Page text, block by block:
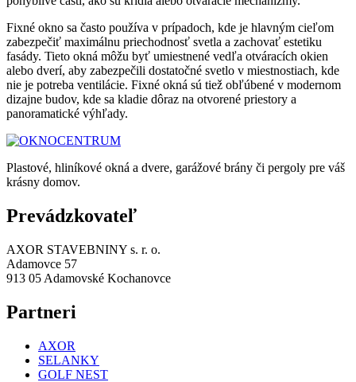
Fixné okno sa často používa v prípadoch, kde je hlavným cieľom
zabezpečiť maximálnu priechodnosť svetla a zachovať estetiku
fasády. Tieto okná môžu byť umiestnené vedľa otváracích okien
alebo dverí, aby zabezpečili dostatočné svetlo v miestnostiach, kde
nie je potreba ventilácie. Fixné okná sú tiež obľúbené v modernom
dizajne budov, kde sa kladie dôraz na otvorené priestory a
panoramatické výhľady.
Plastové, hliníkové okná a dvere, garážové brány či pergoly pre váš
krásny domov.
Prevádzkovateľ
AXOR STAVEBNINY s. r. o.
Adamovce 57
913 05 Adamovské Kochanovce
Partneri
AXOR
SELANKY
GOLF NEST